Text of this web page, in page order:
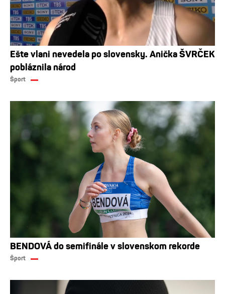
Ešte vlani nevedela po slovensky. Anička ŠVRČEK
pobláznila národ
Šport
BENDOVÁ do semifinále v slovenskom rekorde
Šport